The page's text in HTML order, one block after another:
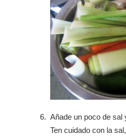
Añade un poco de sal
Ten cuidado con la